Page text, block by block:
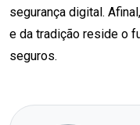
segurança digital.
e da tradição reside o
seguros.